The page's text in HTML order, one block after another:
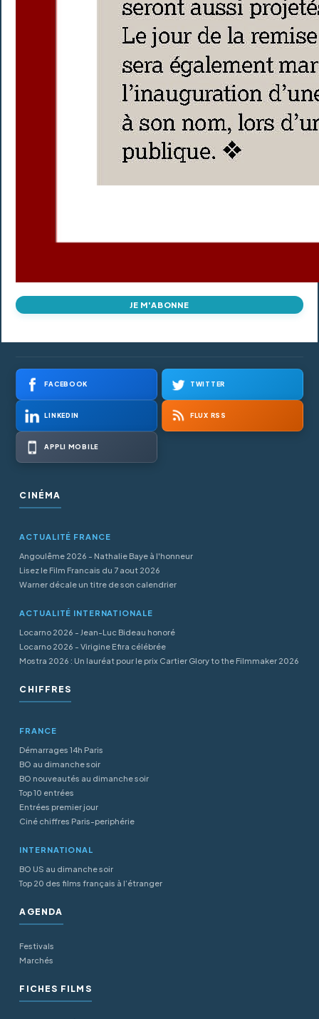
JE M'ABONNE
FACEBOOK TWITTER
LINKEDIN FLUX RSS
APPLI MOBILE
CINÉMA
ACTUALITÉ FRANCE
Angoulême 2026 - Nathalie Baye à l'honneur
Lisez le Film Francais du 7 aout 2026
Warner décale un titre de son calendrier
ACTUALITÉ INTERNATIONALE
Locarno 2026 - Jean-Luc Bideau honoré
Locarno 2026 - Virigine Efira célébrée
Mostra 2026 : Un lauréat pour le prix Cartier Glory to the Filmmaker 2026
CHIFFRES
FRANCE
Démarrages 14h Paris
BO au dimanche soir
BO nouveautés au dimanche soir
Top 10 entrées
Entrées premier jour
Ciné chiffres Paris-periphérie
INTERNATIONAL
BO US au dimanche soir
Top 20 des films français à l’étranger
AGENDA
Festivals
Marchés
FICHES FILMS